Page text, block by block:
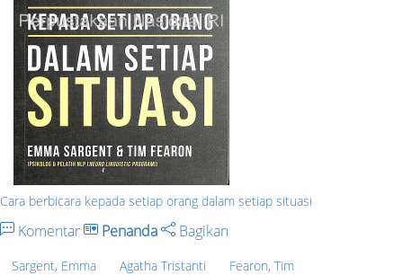
Cara berbicara kepada setiap orang dalam setiap situasi
Komentar Penanda Bagikan
Sargent, Emma Agatha Tristanti
Fearon, Tim